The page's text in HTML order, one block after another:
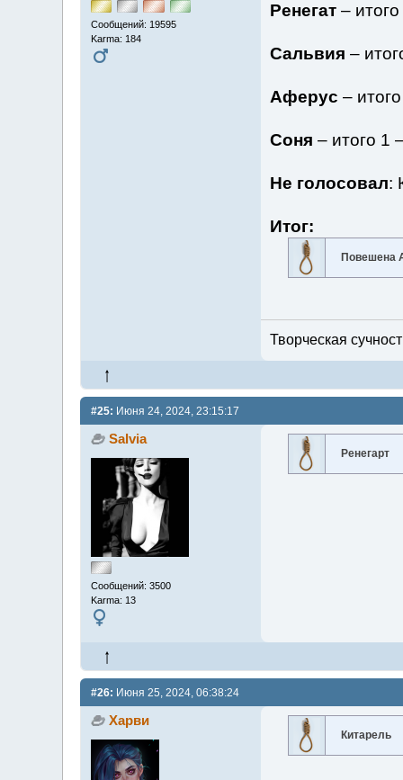
Сообщений: 19595
Karma: 184
Ренегат –
Сальвия –
Аферус –
Соня – итого 1
Не голосовал:
Итог:
Повешена
Творческая
#25: Июня 24, 2024, 23:15:17
Salvia
Сообщений: 3500
Karma: 13
Ренегарт
#26: Июня 25, 2024, 06:38:24
Харви
Китарель